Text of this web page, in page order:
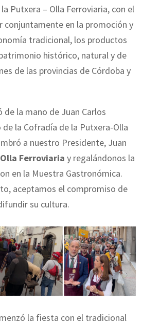
Putxera – Olla Ferroviaria, con el
conjuntamente en la promoción y
tradicional, los productos
histórico, natural y de
de las provincias de Córdoba y
la mano de Juan Carlos
la Cofradía de la Putxera-Olla
a nuestro Presidente, Juan
Ferroviaria y regalándonos la
en la Muestra Gastronómica.
aceptamos el compromiso de
su cultura.
la fiesta con el tradicional